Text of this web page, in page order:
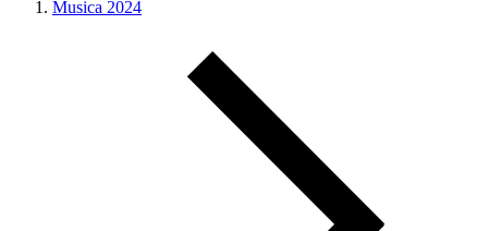
Musica 2024